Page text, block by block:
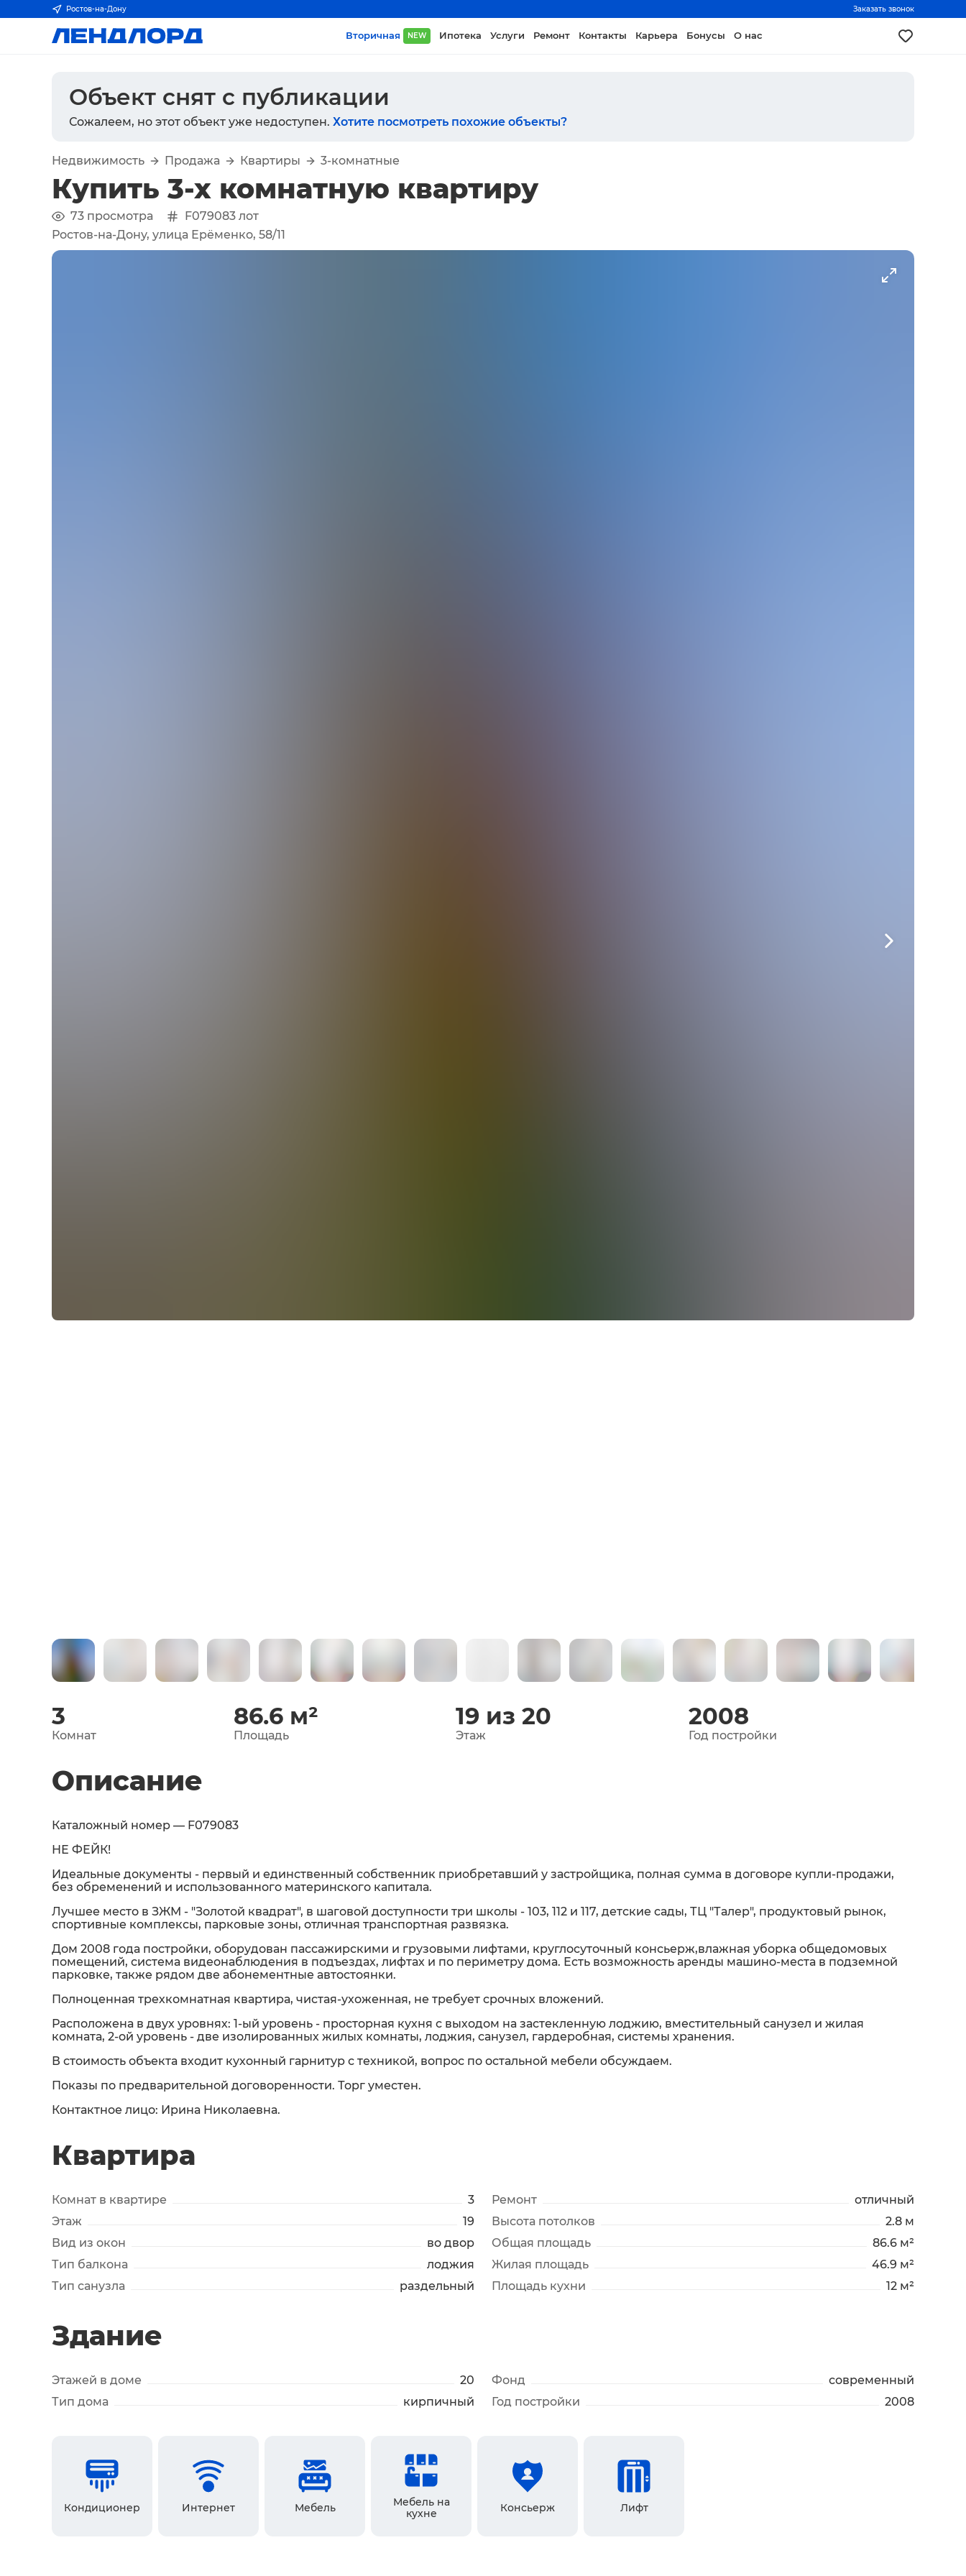
Ростов-на-Дону Заказать звонок
Вторичная NEW Ипотека Услуги Ремонт Контакты Карьера Бонусы О нас
Объект снят с публикации
Сожалеем, но этот объект уже недоступен. Хотите посмотреть похожие объекты?
Недвижимость Продажа Квартиры 3-комнатные
Купить 3-х комнатную квартиру
73 просмотра F079083 лот
Ростов-на-Дону, улица Ерёменко, 58/11
3
Комнат
86.6 м²
Площадь
19 из 20
Этаж
2008
Год постройки
Описание
Каталожный номер — F079083
НЕ ФЕЙК!
Идеальные документы - первый и единственный собственник приобретавший у застройщика, полная сумма в договоре купли-продажи,
без обременений и использованного материнского капитала.
Лучшее место в ЗЖМ - "Золотой квадрат", в шаговой доступности три школы - 103, 112 и 117, детские сады, ТЦ "Талер", продуктовый рынок,
спортивные комплексы, парковые зоны, отличная транспортная развязка.
Дом 2008 года постройки, оборудован пассажирскими и грузовыми лифтами, круглосуточный консьерж,влажная уборка общедомовых
помещений, система видеонаблюдения в подъездах, лифтах и по периметру дома. Есть возможность аренды машино-места в подземной
парковке, также рядом две абонементные автостоянки.
Полноценная трехкомнатная квартира, чистая-ухоженная, не требует срочных вложений.
Расположена в двух уровнях: 1-ый уровень - просторная кухня с выходом на застекленную лоджию, вместительный санузел и жилая
комната, 2-ой уровень - две изолированных жилых комнаты, лоджия, санузел, гардеробная, системы хранения.
В стоимость объекта входит кухонный гарнитур с техникой, вопрос по остальной мебели обсуждаем.
Показы по предварительной договоренности. Торг уместен.
Контактное лицо: Ирина Николаевна.
Квартира
Комнат в квартире
3
Этаж
19
Вид из окон
во двор
Тип балкона
лоджия
Тип санузла
раздельный
Ремонт
отличный
Высота потолков
2.8 м
Общая площадь
86.6 м²
Жилая площадь
46.9 м²
Площадь кухни
12 м²
Здание
Этажей в доме
20
Тип дома
кирпичный
Фонд
современный
Год постройки
2008
Кондиционер Интернет Мебель
Мебель на
кухне
Консьерж Лифт